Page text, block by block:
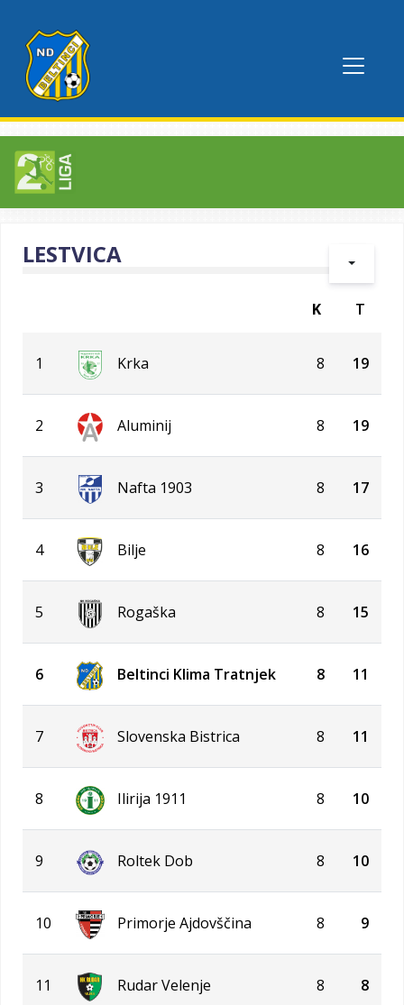
LESTVICA
K T
1 Krka 8 19
2 Aluminij 8 19
3 Nafta 1903 8 17
4 Bilje 8 16
5 Rogaška 8 15
6 Beltinci Klima Tratnjek 8 11
7 Slovenska Bistrica 8 11
8 Ilirija 1911 8 10
9 Roltek Dob 8 10
10 Primorje Ajdovščina 8 9
11 Rudar Velenje 8 8